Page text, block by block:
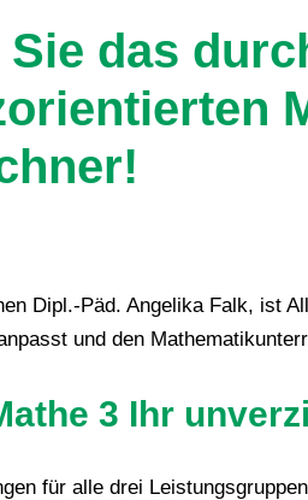
Sie das
Dipl.-Päd. Angelika Falk, ist
und den
3 Ihr
für alle drei Leistungsgruppen